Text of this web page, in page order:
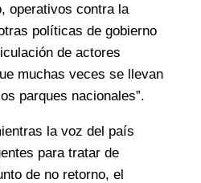
operativos contra la
políticas de gobierno
de actores
muchas veces se llevan
parques nacionales”.
la voz del país
para tratar de
de no retorno, el